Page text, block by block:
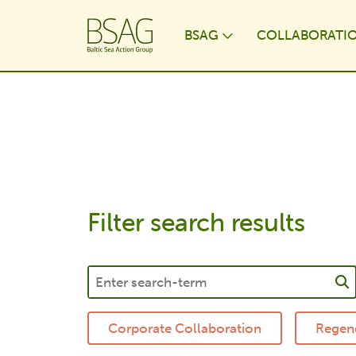
BSAG
Filter search results
Corporate Collaboration